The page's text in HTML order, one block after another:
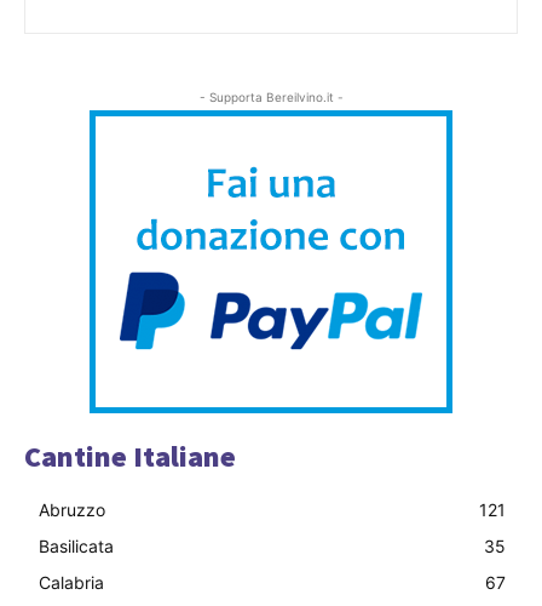
- Supporta Bereilvino.it -
Cantine Italiane
Abruzzo
121
Basilicata
35
Calabria
67